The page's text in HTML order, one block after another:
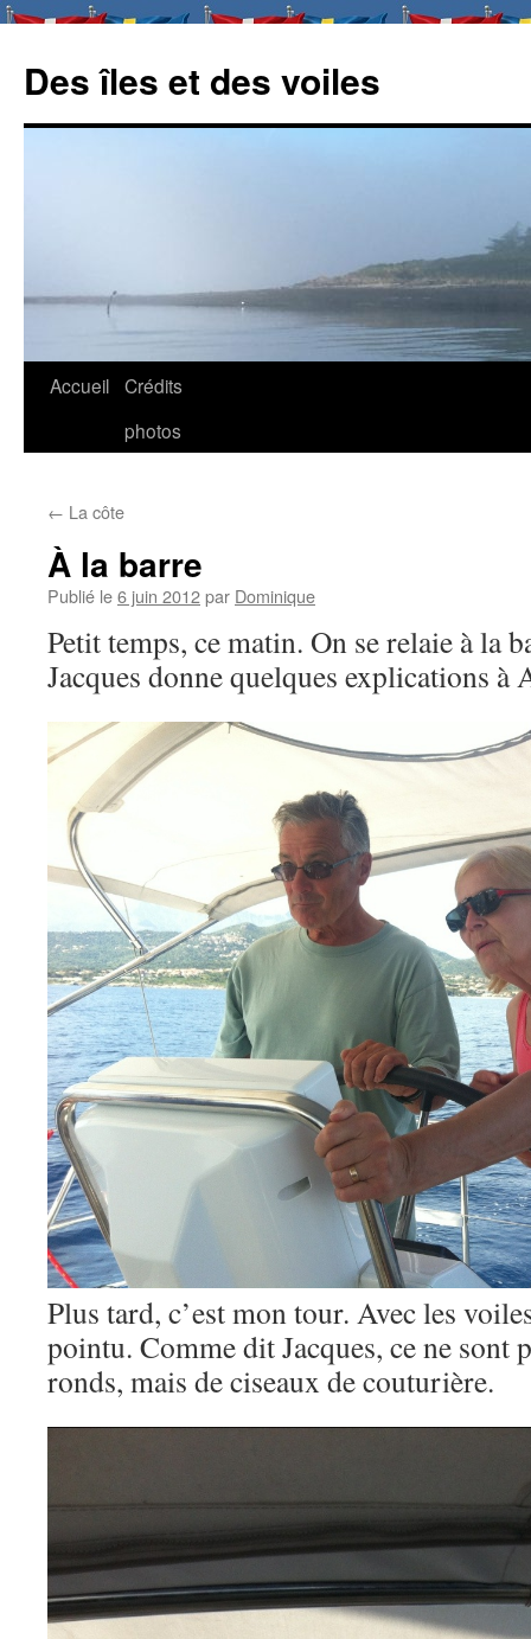
Des îles et des voiles
Aller
Accueil Crédits
photos
← La côte
À la barre
Publié le6 juin 2012par Dominique
Petit temps, ce matin. On se relaie à la
Jacques donne quelques explications à
Plus tard, c’est mon tour. Avec les
pointu. Comme dit Jacques, ce ne sont
ronds, mais de ciseaux de couturière.